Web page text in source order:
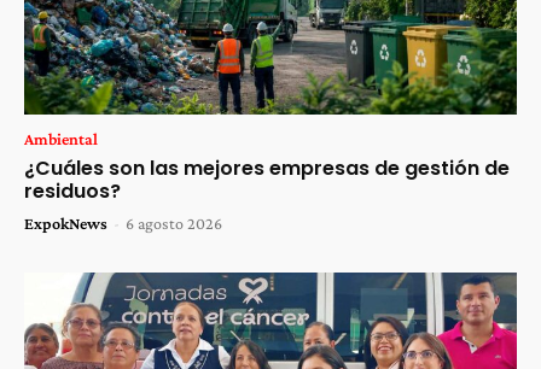
Ambiental
¿Cuáles son las mejores empresas de gestión de
residuos?
ExpokNews - 6 agosto 2026